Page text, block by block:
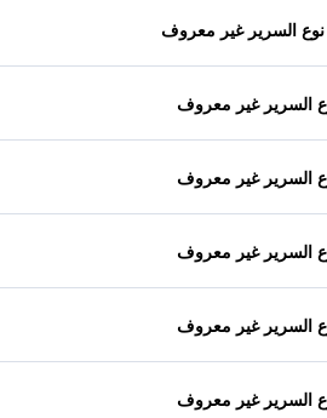
السرير غير معروف
السرير غير معروف
السرير غير معروف
السرير غير معروف
السرير غير معروف